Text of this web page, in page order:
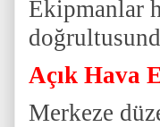
Ekipmanlar
Açık Hava
Merkeze